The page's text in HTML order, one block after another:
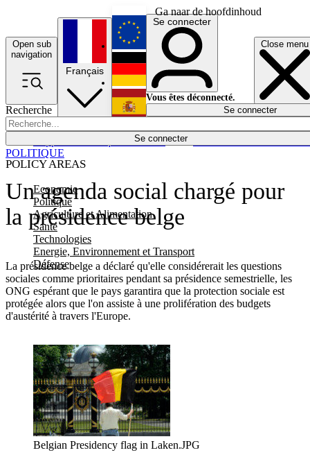
Ga naar de hoofdinhoud
Open sub
navigation
Close menu
Recherche
Se connecter
POLICY AREAS
Economie
Politique
Agriculture et Alimentation
Santé
Technologies
Energie, Environnement et Transport
Défense
Économie
Français
English
Deutsch
Español
Se connecter
Vous êtes déconnecté.
Se connecter
Un agenda social chargé pour
la présidence belge
La présidence belge a déclaré qu'elle considérerait les questions
sociales comme prioritaires pendant sa présidence semestrielle, les
ONG espérant que le pays garantira que la protection sociale est
protégée alors que l'on assiste à une prolifération des budgets
d'austérité à travers l'Europe.
POLITIQUE
Belgian Presidency flag in Laken.JPG